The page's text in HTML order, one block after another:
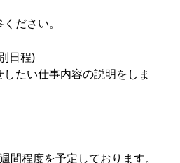
ださい。
日程)
たい仕事内容の説明をしま
間程度を予定しております。